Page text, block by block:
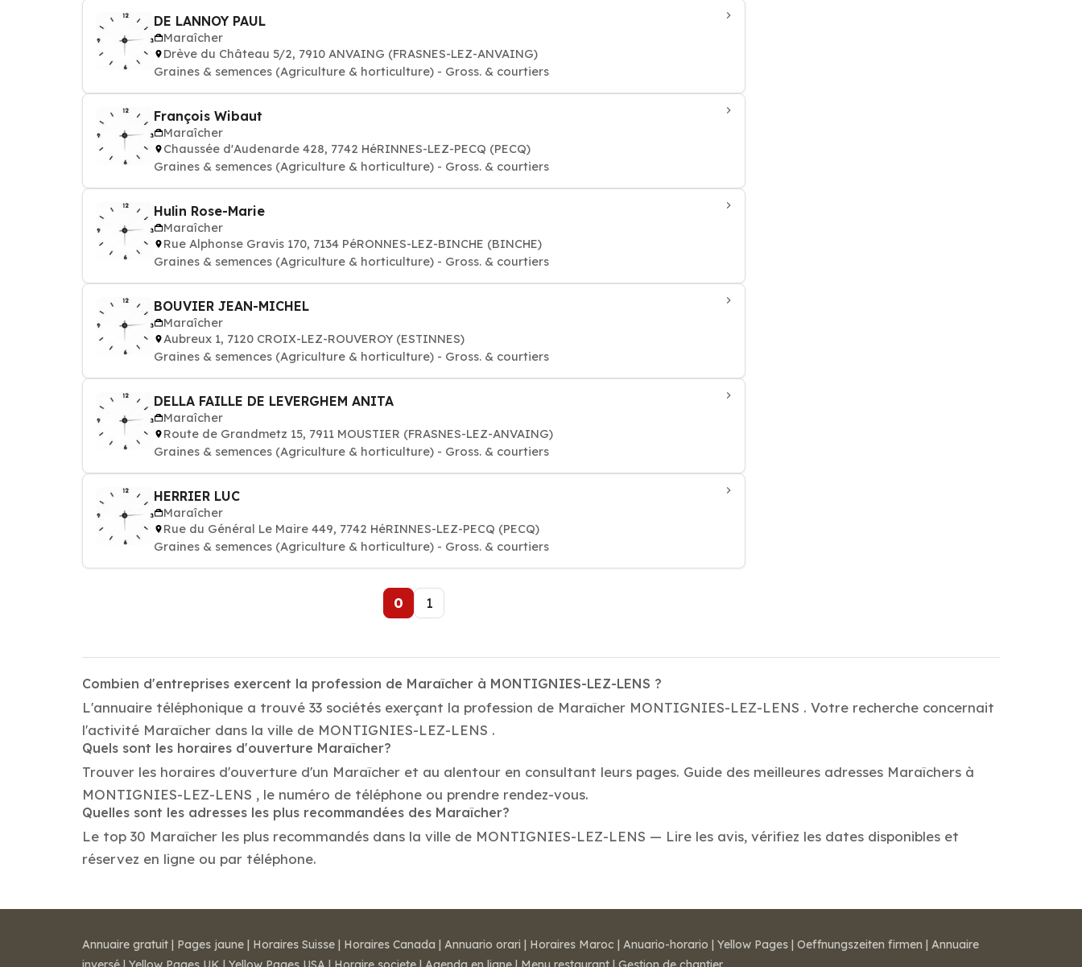
DE LANNOY PAUL
Maraîcher
Drève du Château 5/2, 7910 ANVAING (FRASNES-LEZ-ANVAING)
Graines & semences (Agriculture & horticulture) - Gross. & courtiers
François Wibaut
Maraîcher
Chaussée d'Audenarde 428, 7742 HéRINNES-LEZ-PECQ (PECQ)
Graines & semences (Agriculture & horticulture) - Gross. & courtiers
Hulin Rose-Marie
Maraîcher
Rue Alphonse Gravis 170, 7134 PéRONNES-LEZ-BINCHE (BINCHE)
Graines & semences (Agriculture & horticulture) - Gross. & courtiers
BOUVIER JEAN-MICHEL
Maraîcher
Aubreux 1, 7120 CROIX-LEZ-ROUVEROY (ESTINNES)
Graines & semences (Agriculture & horticulture) - Gross. & courtiers
DELLA FAILLE DE LEVERGHEM ANITA
Maraîcher
Route de Grandmetz 15, 7911 MOUSTIER (FRASNES-LEZ-ANVAING)
Graines & semences (Agriculture & horticulture) - Gross. & courtiers
HERRIER LUC
Maraîcher
Rue du Général Le Maire 449, 7742 HéRINNES-LEZ-PECQ (PECQ)
Graines & semences (Agriculture & horticulture) - Gross. & courtiers
0 1
Combien d'entreprises exercent la profession de Maraîcher à MONTIGNIES-LEZ-LENS ?
L'annuaire téléphonique a trouvé 33 sociétés exerçant la profession de Maraîcher MONTIGNIES-LEZ-LENS . Votre recherche concernait
l'activité Maraîcher dans la ville de MONTIGNIES-LEZ-LENS .
Quels sont les horaires d'ouverture Maraîcher?
Trouver les horaires d'ouverture d'un Maraîcher et au alentour en consultant leurs pages. Guide des meilleures adresses Maraîchers à
MONTIGNIES-LEZ-LENS , le numéro de téléphone ou prendre rendez-vous.
Quelles sont les adresses les plus recommandées des Maraîcher?
Le top 30 Maraîcher les plus recommandés dans la ville de MONTIGNIES-LEZ-LENS — Lire les avis, vérifiez les dates disponibles et
réservez en ligne ou par téléphone.
Annuaire gratuit | Pages jaune | Horaires Suisse | Horaires Canada | Annuario orari | Horaires Maroc | Anuario-horario | Yellow Pages | Oeffnungszeiten firmen | Annuaire